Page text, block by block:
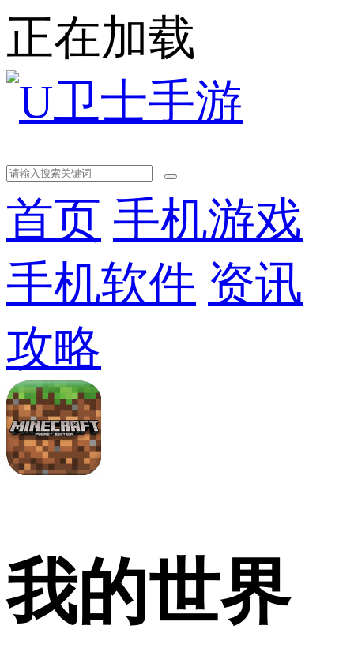
正在加载
首页 手机游戏
手机软件 资讯
攻略
我的世界